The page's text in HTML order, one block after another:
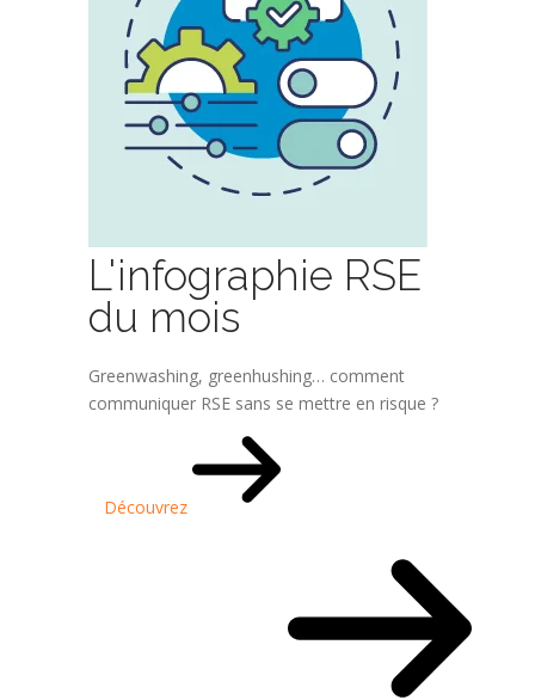
L'infographie RSE
du mois
Greenwashing, greenhushing… comment
communiquer RSE sans se mettre en risque ?
Découvrez